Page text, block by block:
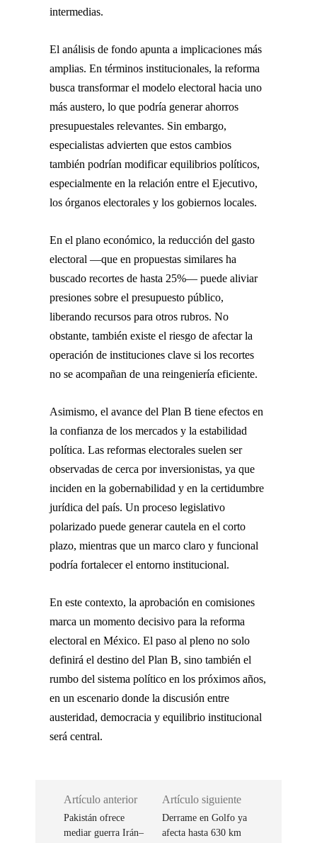
intermedias.
El análisis de fondo apunta a implicaciones más
amplias. En términos institucionales, la reforma
busca transformar el modelo electoral hacia uno
más austero, lo que podría generar ahorros
presupuestales relevantes. Sin embargo,
especialistas advierten que estos cambios
también podrían modificar equilibrios políticos,
especialmente en la relación entre el Ejecutivo,
los órganos electorales y los gobiernos locales.
En el plano económico, la reducción del gasto
electoral —que en propuestas similares ha
buscado recortes de hasta 25%— puede aliviar
presiones sobre el presupuesto público,
liberando recursos para otros rubros. No
obstante, también existe el riesgo de afectar la
operación de instituciones clave si los recortes
no se acompañan de una reingeniería eficiente.
Asimismo, el avance del Plan B tiene efectos en
la confianza de los mercados y la estabilidad
política. Las reformas electorales suelen ser
observadas de cerca por inversionistas, ya que
inciden en la gobernabilidad y en la certidumbre
jurídica del país. Un proceso legislativo
polarizado puede generar cautela en el corto
plazo, mientras que un marco claro y funcional
podría fortalecer el entorno institucional.
En este contexto, la aprobación en comisiones
marca un momento decisivo para la reforma
electoral en México. El paso al pleno no solo
definirá el destino del Plan B, sino también el
rumbo del sistema político en los próximos años,
en un escenario donde la discusión entre
austeridad, democracia y equilibrio institucional
será central.
Artículo anterior
Pakistán ofrece
mediar guerra Irán–
Artículo siguiente
Derrame en Golfo ya
afecta hasta 630 km